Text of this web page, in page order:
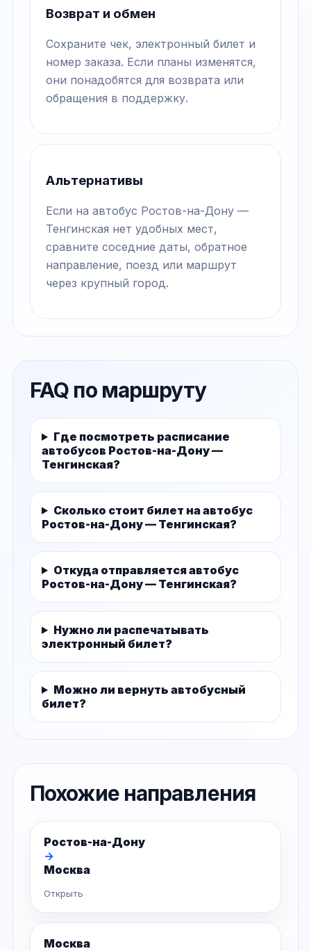
Возврат и обмен
Сохраните чек, электронный билет и
номер заказа. Если планы изменятся,
они понадобятся для возврата или
обращения в поддержку.
Альтернативы
Если на автобус Ростов-на-Дону —
Тенгинская нет удобных мест,
сравните соседние даты, обратное
направление, поезд или маршрут
через крупный город.
FAQ по маршруту
Где посмотреть расписание
автобусов Ростов-на-Дону —
Тенгинская?
Сколько стоит билет на автобус
Ростов-на-Дону — Тенгинская?
Откуда отправляется автобус
Ростов-на-Дону — Тенгинская?
Нужно ли распечатывать
электронный билет?
Можно ли вернуть автобусный
билет?
Похожие направления
Ростов-на-Дону
→
Москва
Открыть
Москва